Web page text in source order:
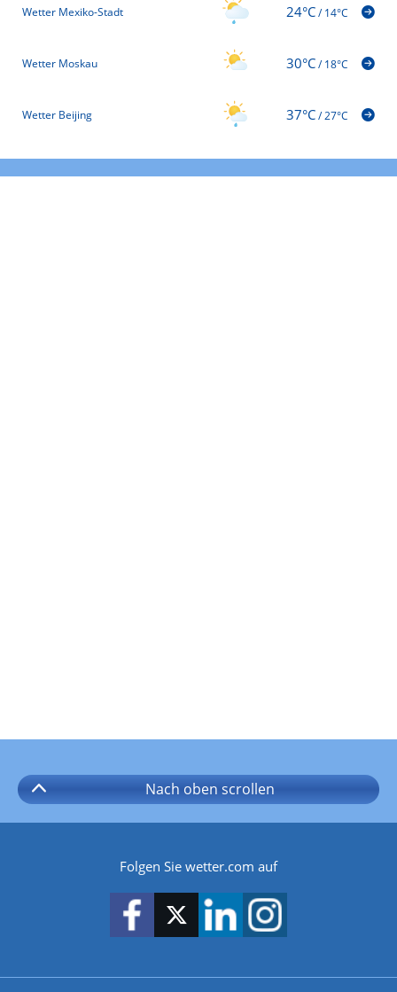
Wetter Mexiko-Stadt 24°C/14°C
Wetter Moskau 30°C/18°C
Wetter Beijing 37°C/27°C
Nach oben scrollen
Folgen Sie wetter.com auf